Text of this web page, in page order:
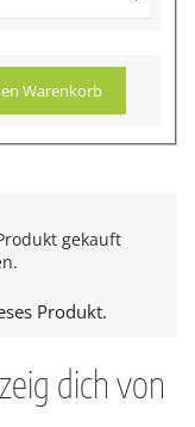
Warenkorb
gekauft
Produkt.
dich von